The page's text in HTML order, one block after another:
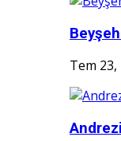
Tem 23,